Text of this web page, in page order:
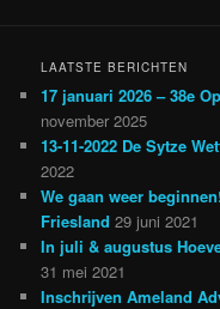
LAATSTE BERICHTEN
17 januari 2026 – 38e
november 2025
13-11-2022 De Sytze
2022
We gaan weer
Friesland 29 juni 2021
In juli & augustus
31 mei 2021
Inschrijven Ameland